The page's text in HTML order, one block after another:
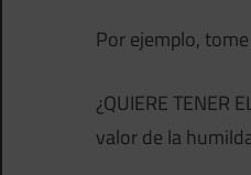
Por ejemplo,
¿QUIERE TENER
valor de la